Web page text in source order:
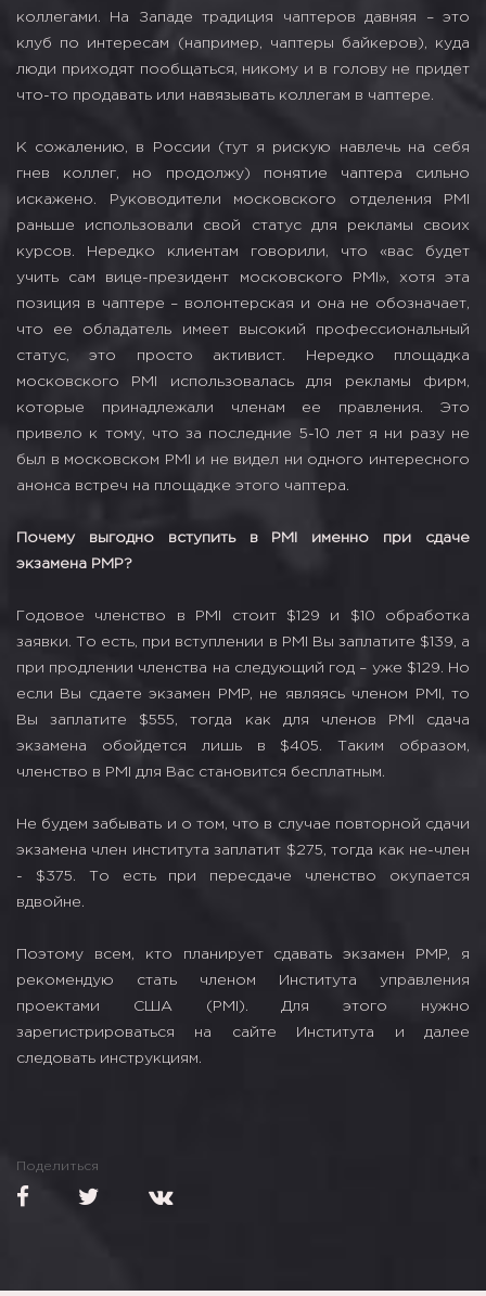
коллегами. На Западе традиция чаптеров давняя – это
клуб по интересам (например, чаптеры байкеров), куда
люди приходят пообщаться, никому и в голову не придет
что-то продавать или навязывать коллегам в чаптере.
К сожалению, в России (тут я рискую навлечь на себя
гнев коллег, но продолжу) понятие чаптера сильно
искажено. Руководители московского отделения PMI
раньше использовали свой статус для рекламы своих
курсов. Нередко клиентам говорили, что «вас будет
учить сам вице-президент московского PMI», хотя эта
позиция в чаптере – волонтерская и она не обозначает,
что ее обладатель имеет высокий профессиональный
статус, это просто активист. Нередко площадка
московского PMI использовалась для рекламы фирм,
которые принадлежали членам ее правления. Это
привело к тому, что за последние 5-10 лет я ни разу не
был в московском PMI и не видел ни одного интересного
анонса встреч на площадке этого чаптера.
Почему выгодно вступить в PMI именно при сдаче
экзамена PMP?
Годовое членство в PMI стоит $129 и $10 обработка
заявки. То есть, при вступлении в PMI Вы заплатите $139, а
при продлении членства на следующий год – уже $129. Но
если Вы сдаете экзамен PMP, не являясь членом PMI, то
Вы заплатите $555, тогда как для членов PMI сдача
экзамена обойдется лишь в $405. Таким образом,
членство в PMI для Вас становится бесплатным.
Не будем забывать и о том, что в случае повторной сдачи
экзамена член института заплатит $275, тогда как не-член
- $375. То есть при пересдаче членство окупается
вдвойне.
Поэтому всем, кто планирует сдавать экзамен PMP, я
рекомендую стать членом Института управления
проектами США (PMI). Для этого нужно
зарегистрироваться на сайте Института и далее
следовать инструкциям.
Поделиться